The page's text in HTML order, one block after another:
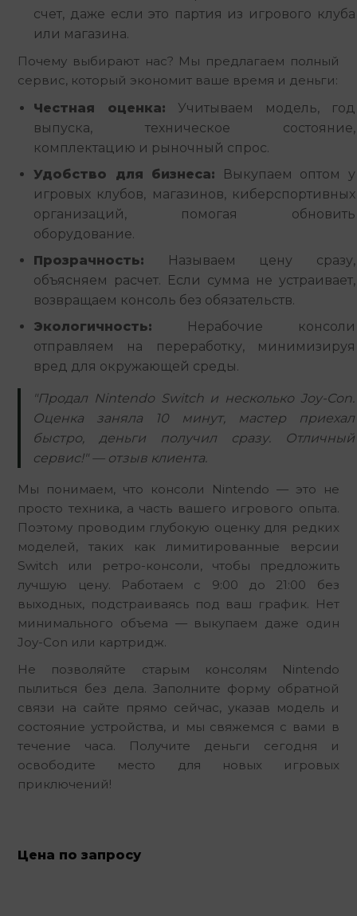
счет, даже если это партия из игрового клуба
или магазина.
Почему выбирают нас? Мы предлагаем полный
сервис, который экономит ваше время и деньги:
Честная оценка: Учитываем модель, год
выпуска, техническое состояние,
комплектацию и рыночный спрос.
Удобство для бизнеса: Выкупаем оптом у
игровых клубов, магазинов, киберспортивных
организаций, помогая обновить
оборудование.
Прозрачность: Называем цену сразу,
объясняем расчет. Если сумма не устраивает,
возвращаем консоль без обязательств.
Экологичность: Нерабочие консоли
отправляем на переработку, минимизируя
вред для окружающей среды.
"Продал Nintendo Switch и несколько Joy-Con.
Оценка заняла 10 минут, мастер приехал
быстро, деньги получил сразу. Отличный
сервис!" — отзыв клиента.
Мы понимаем, что консоли Nintendo — это не
просто техника, а часть вашего игрового опыта.
Поэтому проводим глубокую оценку для редких
моделей, таких как лимитированные версии
Switch или ретро-консоли, чтобы предложить
лучшую цену. Работаем с 9:00 до 21:00 без
выходных, подстраиваясь под ваш график. Нет
минимального объема — выкупаем даже один
Joy-Con или картридж.
Не позволяйте старым консолям Nintendo
пылиться без дела. Заполните форму обратной
связи на сайте прямо сейчас, указав модель и
состояние устройства, и мы свяжемся с вами в
течение часа. Получите деньги сегодня и
освободите место для новых игровых
приключений!
Цена по запросу